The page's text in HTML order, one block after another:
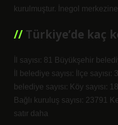
kurulmuştur. İnegol merkezine
Türkiye’de kaç
İl sayısı: 81 Büyükşehir
İl belediye sayısı: İlçe
belediye sayısı: Köy sayısı:
Bağlı kuruluş sayısı: 23791
satır daha